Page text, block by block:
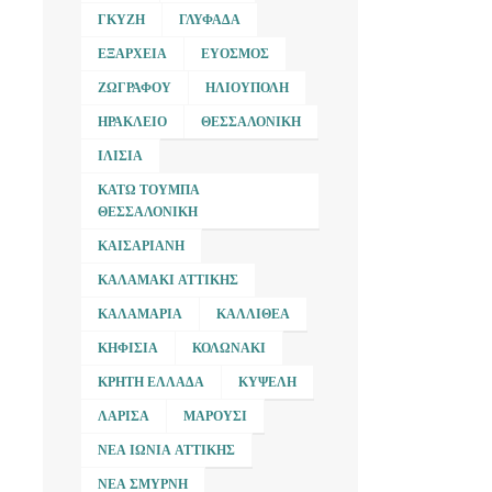
ΓΚΎΖΗ ΓΛΥΦΆΔΑ
ΕΞΆΡΧΕΙΑ ΕΎΟΣΜΟΣ
ΖΩΓΡΆΦΟΥ ΗΛΙΟΎΠΟΛΗ
ΗΡΆΚΛΕΙΟ ΘΕΣΣΑΛΟΝΊΚΗ
ΙΛΊΣΙΑ
ΚΆΤΩ ΤΟΎΜΠΑ
ΘΕΣΣΑΛΟΝΊΚΗ
ΚΑΙΣΑΡΙΑΝΉ
ΚΑΛΑΜΆΚΙ ΑΤΤΙΚΉΣ
ΚΑΛΑΜΑΡΙΆ ΚΑΛΛΙΘΈΑ
ΚΗΦΙΣΙΆ ΚΟΛΩΝΆΚΙ
ΚΡΉΤΗ ΕΛΛΆΔΑ ΚΥΨΈΛΗ
ΛΆΡΙΣΑ ΜΑΡΟΎΣΙ
ΝΈΑ ΙΩΝΊΑ ΑΤΤΙΚΉΣ
ΝΈΑ ΣΜΎΡΝΗ